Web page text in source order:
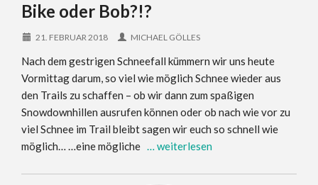
Bike oder Bob?!?
21. FEBRUAR 2018 MICHAEL GÖLLES
Nach dem gestrigen Schneefall kümmern wir uns heute
Vormittag darum, so viel wie möglich Schnee wieder aus
den Trails zu schaffen – ob wir dann zum spaßigen
Snowdownhillen ausrufen können oder ob nach wie vor zu
viel Schnee im Trail bleibt sagen wir euch so schnell wie
möglich… …eine mögliche … weiterlesen